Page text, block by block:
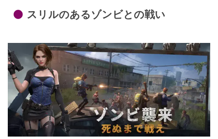
スリルのあるゾンビとの戦い